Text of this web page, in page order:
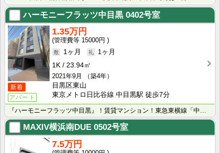
ハーモニーフラッツ中目黒 0402号室
新着
アパート
1.35万円
15000円
1ヶ月
1ヶ月
1K
23.94㎡
2021年9月
（築4年）
目黒区東山
東京メトロ日比谷線 中目黒駅 徒歩7分
MAXIV横浜南DUE 0502号室
7.5万円